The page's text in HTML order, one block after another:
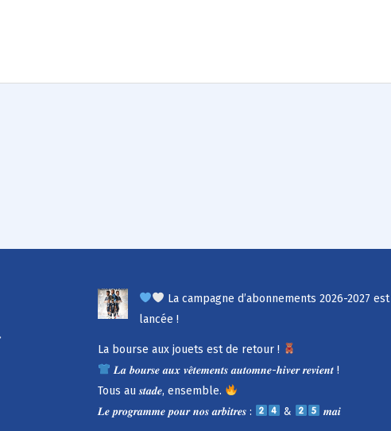
La campagne d’abonnements 2026-2027 est
lancée !
La bourse aux jouets est de retour !
𝑳𝒂 𝒃𝒐𝒖𝒓𝒔𝒆 𝒂𝒖𝒙 𝒗𝒆̂𝒕𝒆𝒎𝒆𝒏𝒕𝒔 𝒂𝒖𝒕𝒐𝒎𝒏𝒆-𝒉𝒊𝒗𝒆𝒓 𝒓𝒆𝒗𝒊𝒆𝒏𝒕 !
Tous au 𝒔𝒕𝒂𝒅𝒆, ensemble.
𝑳𝒆 𝒑𝒓𝒐𝒈𝒓𝒂𝒎𝒎𝒆 𝒑𝒐𝒖𝒓 𝒏𝒐𝒔 𝒂𝒓𝒃𝒊𝒕𝒓𝒆𝒔 :
& 𝒎𝒂𝒊